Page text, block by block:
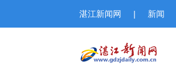
湛江新闻网 | 新闻